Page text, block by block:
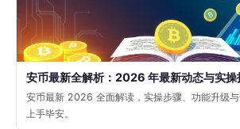
安币最新全解析：2026 年最新动态与实操
安币最新 2026 全面解读，实操步骤、功能升级
上手毕安。